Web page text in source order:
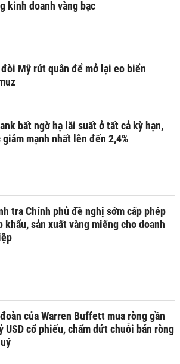
kinh doanh vàng bạc
Mỹ rút quân để mở lại eo biển
bất ngờ hạ lãi suất ở tất cả kỳ hạn,
giảm mạnh nhất lên đến 2,4%
tra Chính phủ đề nghị sớm cấp phép
khẩu, sản xuất vàng miếng cho doanh
của Warren Buffett mua ròng gần
USD cổ phiếu, chấm dứt chuỗi bán ròng